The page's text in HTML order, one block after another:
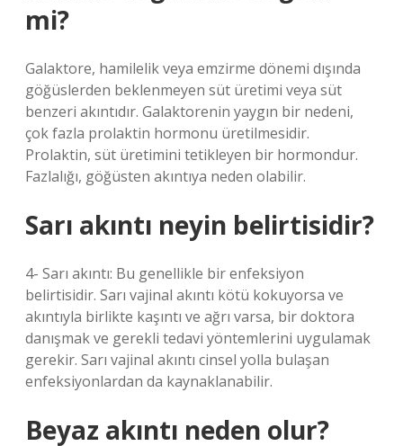
mi?
Galaktore, hamilelik veya emzirme dönemi dışında
göğüslerden beklenmeyen süt üretimi veya süt
benzeri akıntıdır. Galaktorenin yaygın bir nedeni,
çok fazla prolaktin hormonu üretilmesidir.
Prolaktin, süt üretimini tetikleyen bir hormondur.
Fazlalığı, göğüsten akıntıya neden olabilir.
Sarı akıntı neyin belirtisidir?
4- Sarı akıntı: Bu genellikle bir enfeksiyon
belirtisidir. Sarı vajinal akıntı kötü kokuyorsa ve
akıntıyla birlikte kaşıntı ve ağrı varsa, bir doktora
danışmak ve gerekli tedavi yöntemlerini uygulamak
gerekir. Sarı vajinal akıntı cinsel yolla bulaşan
enfeksiyonlardan da kaynaklanabilir.
Beyaz akıntı neden olur?